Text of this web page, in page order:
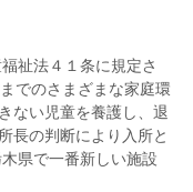
金を受け、それぞれ第
各氏のヴァイオリ
格により、平成25年度
回国立音楽大学群馬県
ま新人演奏会、第60
)Young Talent
日・同時刻開催の国
FESTIVAL2014に出
韓国陸軍六師団七連隊
翌年に開催された
おいて東京でソロリ
祉法４１条に規定さ
でのさまざまな家庭環
ない児童を養護し、退
長の判断により入所と
県で一番新しい施設